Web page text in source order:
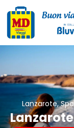
Lanzarote,